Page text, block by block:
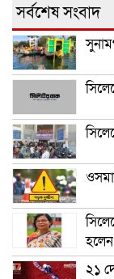
সর্বশেষ সংবাদ
২১